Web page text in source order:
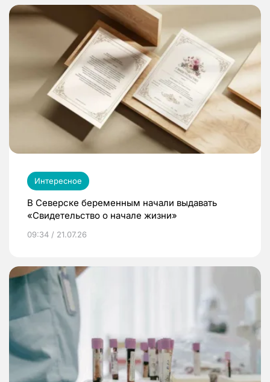
Интересное
В Северске беременным начали выдавать
«Свидетельство о начале жизни»
09:34 / 21.07.26